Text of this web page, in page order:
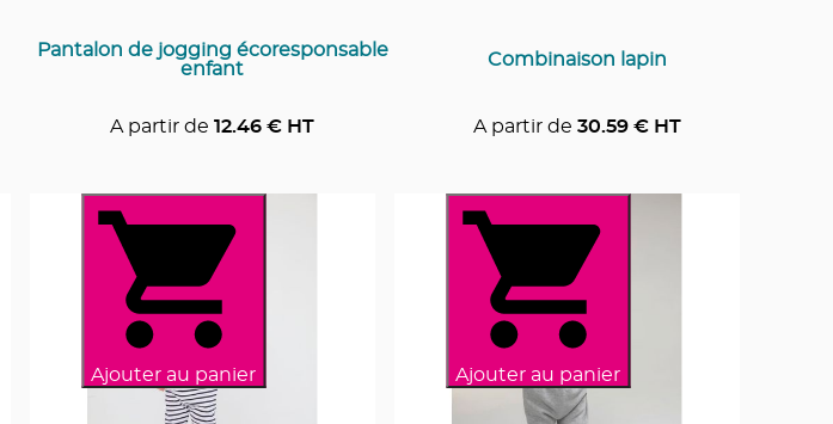
Pantalon de jogging écoresponsable
enfant
A partir de 12.46 € HT
Combinaison lapin
A partir de 30.59€ HT
Ajouter au panier Ajouter au panier